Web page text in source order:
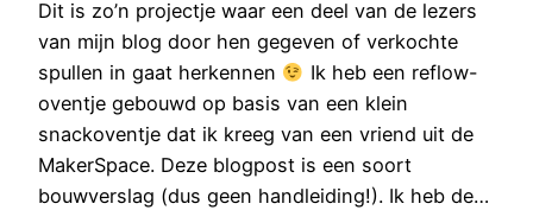
Dit is zo’n projectje waar een deel van de lezers
van mijn blog door hen gegeven of verkochte
spullen in gaat herkennen
Ik heb een reflow-
oventje gebouwd op basis van een klein
snackoventje dat ik kreeg van een vriend uit de
MakerSpace. Deze blogpost is een soort
bouwverslag (dus geen handleiding!). Ik heb de…